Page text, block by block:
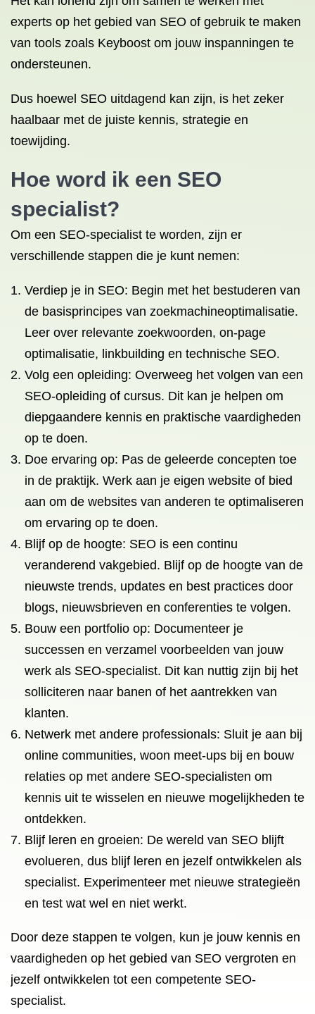
experts op het gebied van SEO of gebruik te maken
van tools zoals Keyboost om jouw inspanningen te
ondersteunen.
Dus hoewel SEO uitdagend kan zijn, is het zeker
haalbaar met de juiste kennis, strategie en
toewijding.
Hoe word ik een SEO
specialist?
Om een SEO-specialist te worden, zijn er
verschillende stappen die je kunt nemen:
Verdiep je in SEO: Begin met het bestuderen van
de basisprincipes van zoekmachineoptimalisatie.
Leer over relevante zoekwoorden, on-page
optimalisatie, linkbuilding en technische SEO.
Volg een opleiding: Overweeg het volgen van een
SEO-opleiding of cursus. Dit kan je helpen om
diepgaandere kennis en praktische vaardigheden
op te doen.
Doe ervaring op: Pas de geleerde concepten toe
in de praktijk. Werk aan je eigen website of bied
aan om de websites van anderen te optimaliseren
om ervaring op te doen.
Blijf op de hoogte: SEO is een continu
veranderend vakgebied. Blijf op de hoogte van de
nieuwste trends, updates en best practices door
blogs, nieuwsbrieven en conferenties te volgen.
Bouw een portfolio op: Documenteer je
successen en verzamel voorbeelden van jouw
werk als SEO-specialist. Dit kan nuttig zijn bij het
solliciteren naar banen of het aantrekken van
klanten.
Netwerk met andere professionals: Sluit je aan bij
online communities, woon meet-ups bij en bouw
relaties op met andere SEO-specialisten om
kennis uit te wisselen en nieuwe mogelijkheden te
ontdekken.
Blijf leren en groeien: De wereld van SEO blijft
evolueren, dus blijf leren en jezelf ontwikkelen als
specialist. Experimenteer met nieuwe strategieën
en test wat wel en niet werkt.
Door deze stappen te volgen, kun je jouw kennis en
vaardigheden op het gebied van SEO vergroten en
jezelf ontwikkelen tot een competente SEO-
specialist.